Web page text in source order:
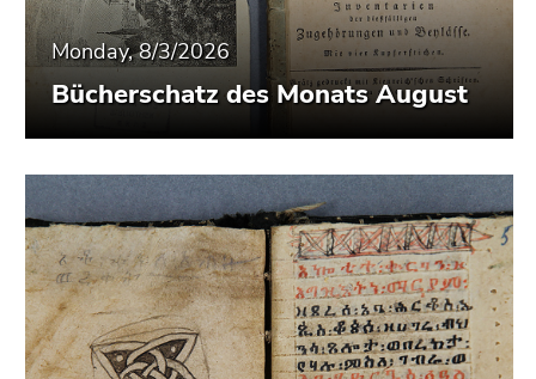
Monday, 8/3/2026
Bücherschatz des Monats August